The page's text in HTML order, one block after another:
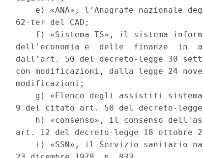
e) «ANA», l'Anagrafe nazionale
62-ter del CAD;
f) «Sistema TS», il sistema
dell'economia e  delle  finanze  in
dall'art. 50 del decreto-legge 30
con modificazioni, dalla legge 24
modificazioni;
g) «Elenco degli assistiti
9 del citato art. 50 del decreto-legge
h) «consenso», il consenso
art. 12 del decreto-legge 18 ottobre
i) «SSN», il Servizio sanitario